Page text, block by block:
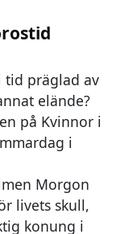
tid präglad av
elände?
på Kvinnor i
i
Morgon
livets skull,
konung i